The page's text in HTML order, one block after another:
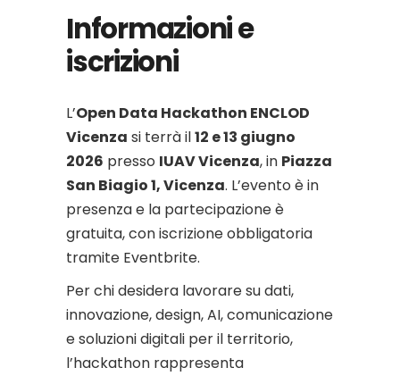
Informazioni e
iscrizioni
L’Open Data Hackathon ENCLOD
Vicenza si terrà il12 e 13 giugno
2026 presso IUAV Vicenza, in Piazza
San Biagio 1, Vicenza. L’evento è in
presenza e la partecipazione è
gratuita, con iscrizione obbligatoria
tramite Eventbrite.
Per chi desidera lavorare su dati,
innovazione, design, AI, comunicazione
e soluzioni digitali per il territorio,
l’hackathon rappresenta